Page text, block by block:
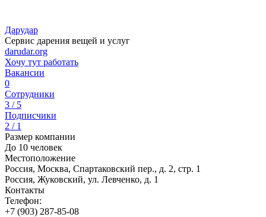
Дарудар
Cервис дарения вещей и услуг
darudar.org
Хочу тут работать
Вакансии
0
Сотрудники
3 / 5
Подписчики
2 / 1
Размер компании
До 10 человек
Местоположение
Россия, Москва, Спартаковский пер., д. 2, стр. 1
Россия, Жуковский, ул. Левченко, д. 1
Контакты
Телефон:
+7 (903) 287-85-08